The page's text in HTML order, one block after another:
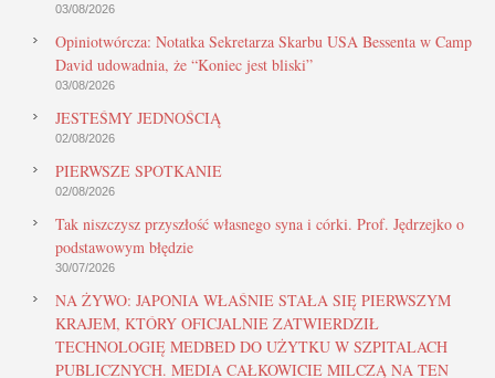
03/08/2026
Opiniotwórcza: Notatka Sekretarza Skarbu USA Bessenta w Camp
David udowadnia, że “Koniec jest bliski”
03/08/2026
JESTEŚMY JEDNOŚCIĄ
02/08/2026
PIERWSZE SPOTKANIE
02/08/2026
Tak niszczysz przyszłość własnego syna i córki. Prof. Jędrzejko o
podstawowym błędzie
30/07/2026
NA ŻYWO: JAPONIA WŁAŚNIE STAŁA SIĘ PIERWSZYM
KRAJEM, KTÓRY OFICJALNIE ZATWIERDZIŁ
TECHNOLOGIĘ MEDBED DO UŻYTKU W SZPITALACH
PUBLICZNYCH. MEDIA CAŁKOWICIE MILCZĄ NA TEN